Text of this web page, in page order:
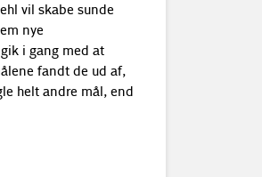
vil skabe sunde
nye
i gang med at
fandt de ud af,
helt andre mål, end